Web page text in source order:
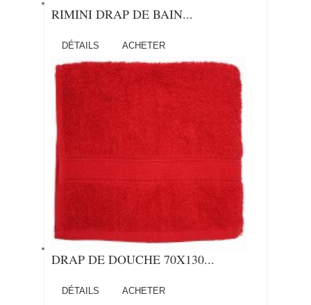
RIMINI DRAP DE BAIN...
DÉTAILS ACHETER
DRAP DE DOUCHE 70X130...
DÉTAILS ACHETER